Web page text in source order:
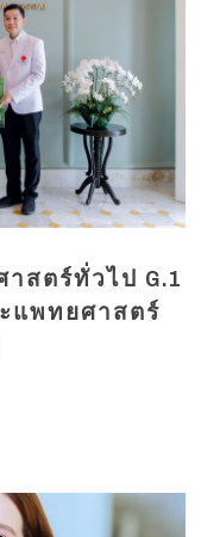
สตร์ทั่วไป G.1
แพทยศาสตร์